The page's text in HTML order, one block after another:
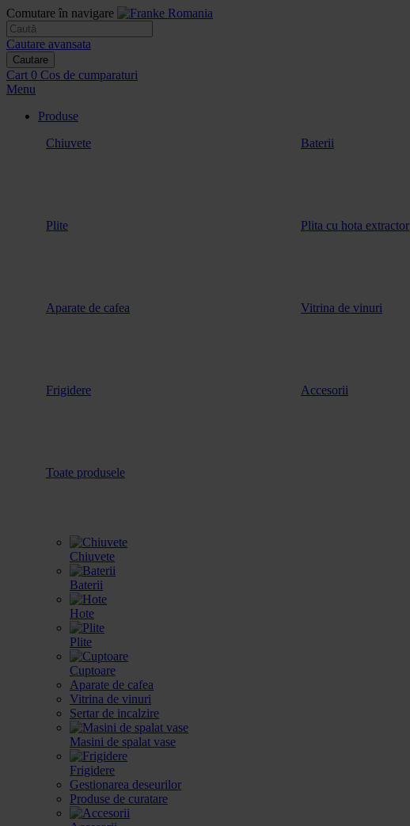
Comutare în navigare
Cautare avansata
Cautare
Cart 0 Cos de cumparaturi
Menu
Produse
Chiuvete
Baterii
Plite Plita cu hota extractor
Aparate de cafea Vitrina de vinuri
Frigidere Accesorii
Toate produsele
Chiuvete
Baterii
Hote
Plite
Cuptoare
Aparate de cafea
Vitrina de vinuri
Sertar de incalzire
Masini de spalat vase
Frigidere
Gestionarea deseurilor
Produse de curatare